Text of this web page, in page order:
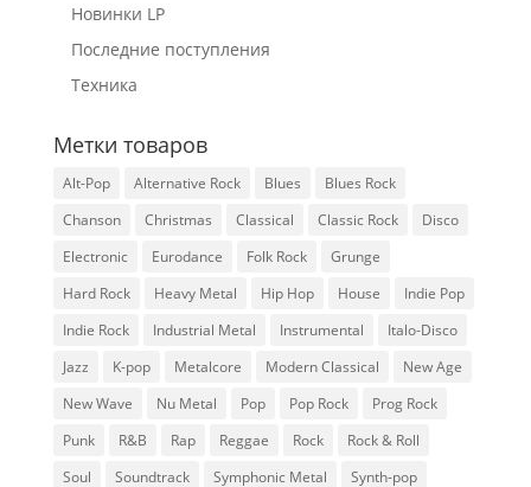
Новинки LP
Последние поступления
Техника
Метки товаров
Alt-Pop Alternative Rock Blues
Blues Rock
Chanson
Christmas Classical Classic Rock
Disco
Electronic
Eurodance Folk Rock
Grunge
Hard Rock
Heavy Metal Hip Hop House
Indie Pop
Indie Rock
Industrial Metal Instrumental
Italo-Disco
Jazz
K-pop Metalcore Modern Classical
New Age
New Wave
Nu Metal Pop Pop Rock
Prog Rock
Punk
R&B Rap Reggae Rock
Rock & Roll
Soul
Soundtrack Symphonic Metal Synth-pop